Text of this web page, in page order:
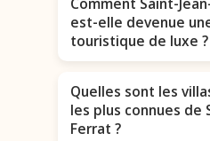
est-elle devenue
touristique de luxe ?
Quelles sont les
les plus connues de
Ferrat ?